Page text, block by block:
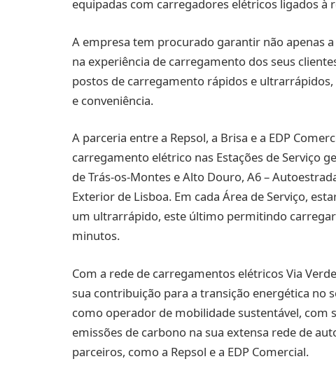
equipadas com carregadores elétricos ligados à
A empresa tem procurado garantir não apenas
na experiência de carregamento dos seus
postos de carregamento rápidos e
e conveniência.
A parceria entre a Repsol, a Brisa e a EDP
carregamento elétrico nas Estações de Serviço
de Trás-os-Montes e Alto Douro, A6 –
Exterior de Lisboa. Em cada Área de Serviço,
um ultrarrápido, este último permitindo
minutos.
Com a rede de carregamentos elétricos Via
sua contribuição para a transição energética no
como operador de mobilidade sustentável, com
emissões de carbono na sua extensa rede de
parceiros, como a Repsol e a EDP Comercial.